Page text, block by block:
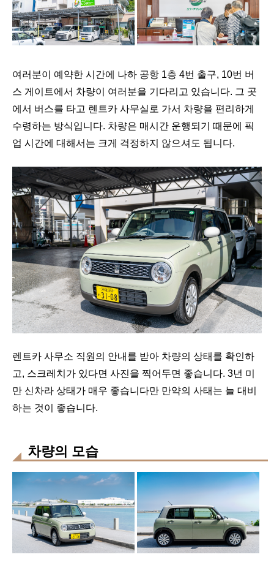
여러분이 예약한 시간에 나하 공항 1층 4번 출구, 10번 버
스 게이트에서 차량이 여러분을 기다리고 있습니다. 그 곳
에서 버스를 타고 렌트카 사무실로 가서 차량을 편리하게
수령하는 방식입니다. 차량은 매시간 운행되기 때문에 픽
업 시간에 대해서는 크게 걱정하지 않으셔도 됩니다.
렌트카 사무소 직원의 안내를 받아 차량의 상태를 확인하
고, 스크레치가 있다면 사진을 찍어두면 좋습니다. 3년 미
만 신차라 상태가 매우 좋습니다만 만약의 사태는 늘 대비
하는 것이 좋습니다.
차량의 모습